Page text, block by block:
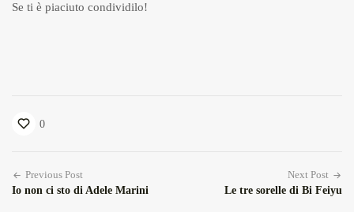
Se ti è piaciuto condividilo!
0
Previous Post
Io non ci sto di Adele Marini
Next Post
Le tre sorelle di Bi Feiyu